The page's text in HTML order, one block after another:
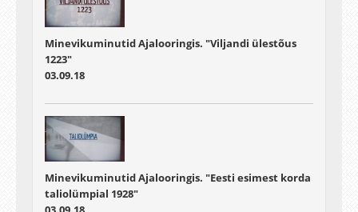
Minevikuminutid Ajalooringis. "Viljandi ülestõus
1223"
03.09.18
Minevikuminutid Ajalooringis. "Eesti esimest korda
taliolümpial 1928"